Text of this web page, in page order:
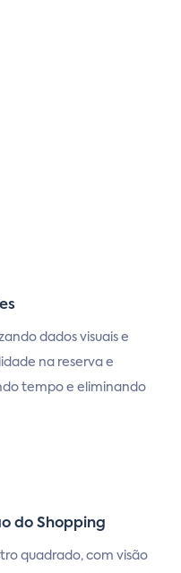
dados visuais e
na reserva e
tempo e eliminando
do Shopping
quadrado, com visão